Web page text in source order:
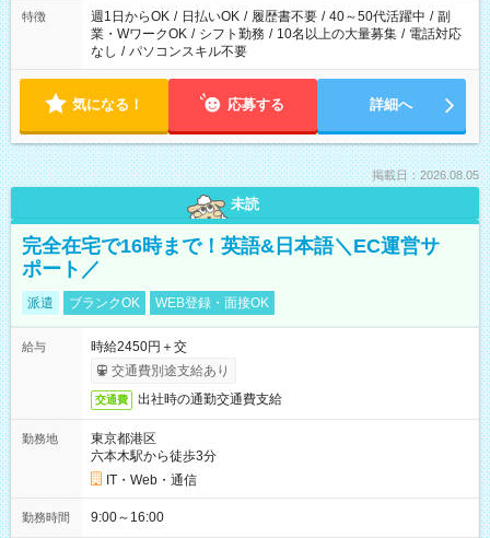
特徴 週1日からOK / 日払いOK / 履歴書不要 / 40～50代活躍中 / 副
業・WワークOK / シフト勤務 / 10名以上の大量募集 / 電話対応
なし / パソコンスキル不要
気になる！ 応募する 詳細へ
掲載日：2026.08.05
未読
完全在宅で16時まで！英語&日本語＼EC運営サ
ポート／
派遣 ブランクOK WEB登録・面接OK
給与
時給2450円＋交
交通費別途支給あり
交通費 出社時の通勤交通費支給
勤務地
東京都港区
六本木駅から徒歩3分
IT・Web・通信
勤務時間 9:00～16:00